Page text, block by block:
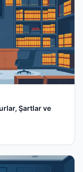
Şartlar ve